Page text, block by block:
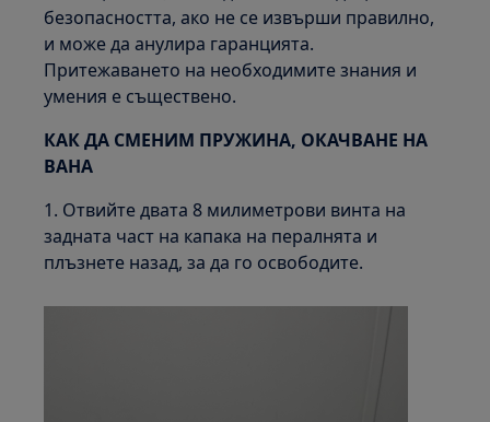
безопасността, ако не се извърши правилно,
и може да анулира гаранцията.
Притежаването на необходимите знания и
умения е съществено.
КАК ДА СМЕНИМ ПРУЖИНА, ОКАЧВАНЕ НА
ВАНА
1. Отвийте двата 8 милиметрови винта на
задната част на капака на пералнята и
плъзнете назад, за да го освободите.